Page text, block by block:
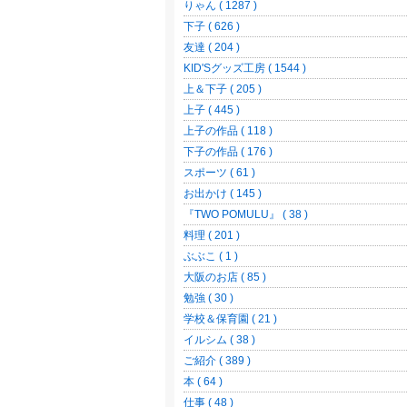
りゃん ( 1287 )
下子 ( 626 )
友達 ( 204 )
KID'Sグッズ工房 ( 1544 )
上＆下子 ( 205 )
上子 ( 445 )
上子の作品 ( 118 )
下子の作品 ( 176 )
スポーツ ( 61 )
お出かけ ( 145 )
『TWO POMULU』 ( 38 )
料理 ( 201 )
ぶぶこ ( 1 )
大阪のお店 ( 85 )
勉強 ( 30 )
学校＆保育園 ( 21 )
イルシム ( 38 )
ご紹介 ( 389 )
本 ( 64 )
仕事 ( 48 )